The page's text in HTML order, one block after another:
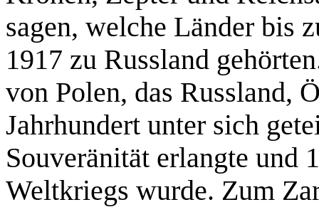
sagen, welche Länder bis
1917 zu Russland
von Polen, das Russland,
Jahrhundert unter sich
Souveränität erlangte und
Weltkriegs wurde. Zum